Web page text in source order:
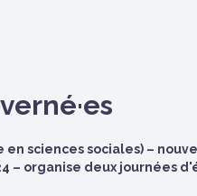
sciences sociales) –
– organise deux journées